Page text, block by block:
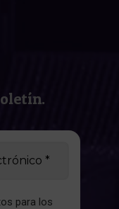
para los